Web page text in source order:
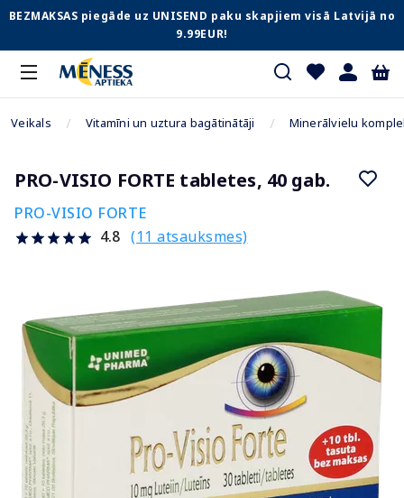
BEZMAKSAS piegāde uz UNISEND paku skapjiem visā Latvijā no
9.99EUR!
Veikals Vitamīni un uztura bagātinātāji Minerālvielu
PRO-VISIO FORTE tabletes, 40 gab.
PRO-VISIO FORTE
4.8 (11 atsauksmes)